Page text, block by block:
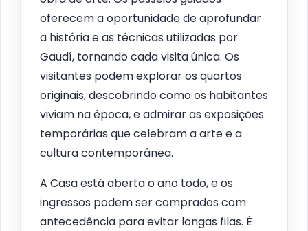
oferecem a oportunidade de aprofundar
a história e as técnicas utilizadas por
Gaudí, tornando cada visita única. Os
visitantes podem explorar os quartos
originais, descobrindo como os habitantes
viviam na época, e admirar as exposições
temporárias que celebram a arte e a
cultura contemporânea.
A Casa está aberta o ano todo, e os
ingressos podem ser comprados com
antecedência para evitar longas filas. É